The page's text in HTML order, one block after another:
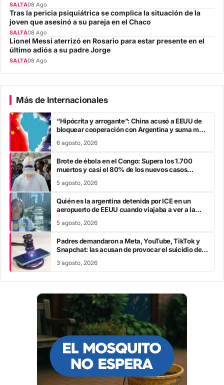
SALTA08 Ago
Tras la pericia psiquiátrica se complica la situación de la
joven que asesinó a su pareja en el Chaco
SALTA08 Ago
Lionel Messi aterrizó en Rosario para estar presente en el
último adiós a su padre Jorge
SALTA08 Ago
Más de Internacionales
“Hipócrita y arrogante”: China acusó a EEUU de
bloquear cooperación con Argentina y suma mas
6 agosto, 2026
Brote de ébola en el Congo: Supera los 1.700
muertos y casi el 80% de los nuevos casos
5 agosto, 2026
Quién es la argentina detenida por ICE en un
aeropuerto de EEUU cuando viajaba a ver a la
5 agosto, 2026
Padres demandaron a Meta, YouTube, TikTok y
Snapchat: las acusan de provocar el suicidio de
3 agosto, 2026